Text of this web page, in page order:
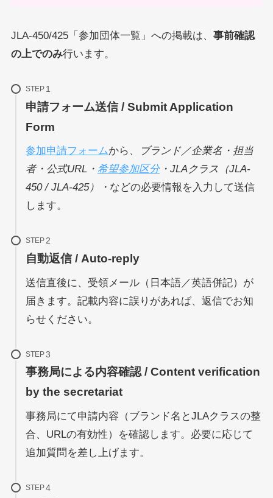
JLA-450/425「参加団体一覧」への掲載は、 事前確認
の上でのみ行います。
STEP
申請フォーム送信 / Submit Application
Form
参加申請フォームから、
ブランド／企業名・担当
者・公式URL・ 希望参加区分・JLAクラス（JLA-
450 / JLA-425）・ などの必要情報を入力して送信
します。
STEP
自動返信 / Auto-reply
送信直後に、受領メール（日本語／英語併記）が
届きます。記載内容に誤りがあれば、返信でお知
らせください。
STEP
事務局による内容確認 / Content verification
by the secretariat
事務局にて申請内容（ブランド名とJLAクラスの整
合、URLの有効性）を確認します。必要に応じて
追加質問を差し上げます。
STEP